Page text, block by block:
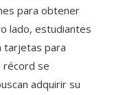
para obtener
lado, estudiantes
tarjetas para
récord se
adquirir su